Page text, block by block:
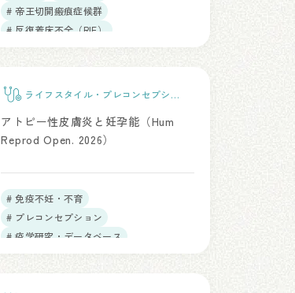
# 帝王切開瘢痕症候群
# 反復着床不全（RIF）
# 慢性子宮内膜炎
ライフスタイル・プレコンセプショ
アトピー性皮膚炎と妊孕能（Hum
Reprod Open. 2026）
# 免疫不妊・不育
# プレコンセプション
# 疫学研究・データベース